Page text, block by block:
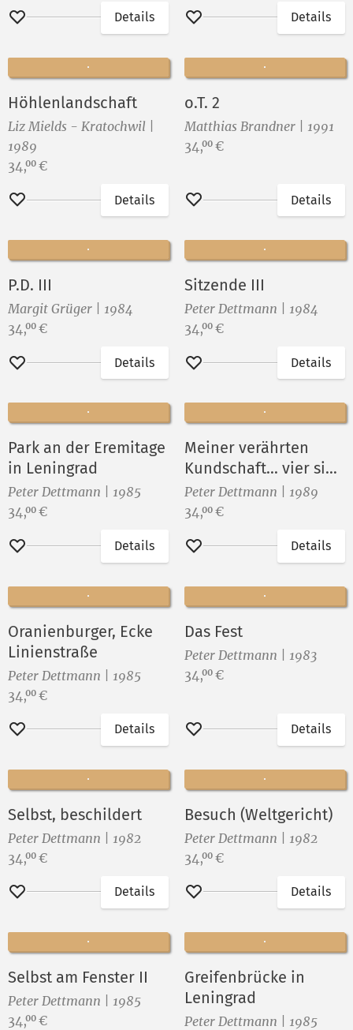
Merken
Details
Merken
Details
Höhlenlandschaft
Liz Mields - Kratochwil |
1989
Preis:
34,00 €
Merken
Details
o.T. 2
Matthias Brandner | 1991
Preis:
34,00 €
Merken
Details
P.D. III
Margit Grüger | 1984
Preis:
34,00 €
Merken
Details
Sitzende III
Peter Dettmann | 1984
Preis:
34,00 €
Merken
Details
Park an der Eremitage
in Leningrad
Peter Dettmann | 1985
Preis:
34,00 €
Merken
Details
Meiner verährten
Kundschaft... vier sind
das Volk
Peter Dettmann | 1989
Preis:
34,00 €
Merken
Details
Oranienburger, Ecke
Linienstraße
Peter Dettmann | 1985
Preis:
34,00 €
Merken
Details
Das Fest
Peter Dettmann | 1983
Preis:
34,00 €
Merken
Details
Selbst, beschildert
Peter Dettmann | 1982
Preis:
34,00 €
Merken
Details
Besuch (Weltgericht)
Peter Dettmann | 1982
Preis:
34,00 €
Merken
Details
Selbst am Fenster II
Peter Dettmann | 1985
Preis:
34,00 €
Greifenbrücke in
Leningrad
Peter Dettmann | 1985